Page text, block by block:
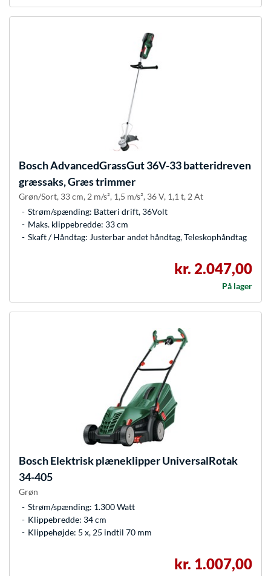
BoschAdvancedGrassGut 36V-33 batteridreven
græssaks, Græs trimmer
Grøn/Sort, 33 cm, 2 m/s², 1,5 m/s², 36 V, 1,1 t, 2 At
Strøm/spænding: Batteri drift, 36Volt
Maks. klippebredde: 33 cm
Skaft / Håndtag: Justerbar andet håndtag, Teleskophåndtag
kr. 2.047,00
På lager
BoschElektrisk plæneklipper UniversalRotak
34-405
Grøn
Strøm/spænding: 1.300 Watt
Klippebredde: 34 cm
Klippehøjde: 5 x, 25 indtil 70 mm
kr. 1.007,00